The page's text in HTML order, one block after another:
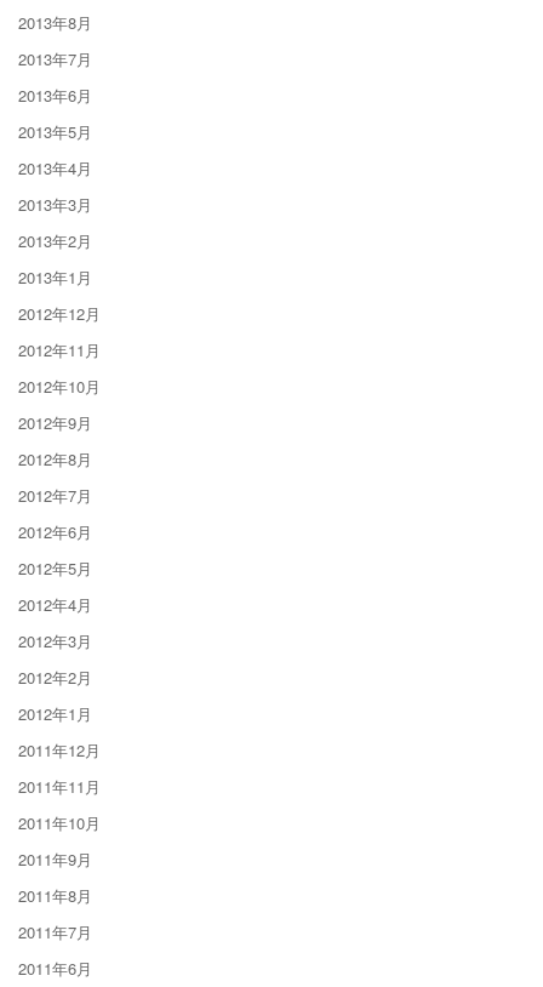
2013年8月
2013年7月
2013年6月
2013年5月
2013年4月
2013年3月
2013年2月
2013年1月
2012年12月
2012年11月
2012年10月
2012年9月
2012年8月
2012年7月
2012年6月
2012年5月
2012年4月
2012年3月
2012年2月
2012年1月
2011年12月
2011年11月
2011年10月
2011年9月
2011年8月
2011年7月
2011年6月